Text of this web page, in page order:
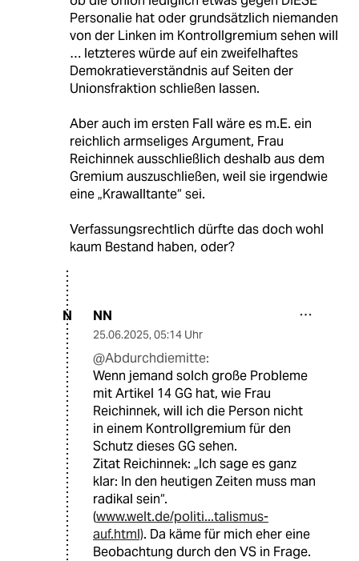
Personalie hat oder grundsätzlich niemanden
von der Linken im Kontrollgremium sehen will
… letzteres würde auf ein zweifelhaftes
Demokratieverständnis auf Seiten der
Unionsfraktion schließen lassen.
Aber auch im ersten Fall wäre es m.E. ein
reichlich armseliges Argument, Frau
Reichinnek ausschließlich deshalb aus dem
Gremium auszuschließen, weil sie irgendwie
eine „Krawalltante“ sei.
Verfassungsrechtlich dürfte das doch wohl
kaum Bestand haben, oder?
N NN
25.06.2025, 05:14 Uhr
@Abdurchdiemitte:
Wenn jemand solch große Probleme
mit Artikel 14 GG hat, wie Frau
Reichinnek, will ich die Person nicht
in einem Kontrollgremium für den
Schutz dieses GG sehen.
Zitat Reichinnek: „Ich sage es ganz
klar: In den heutigen Zeiten muss man
radikal sein“.
(www.welt.de/politi...talismus-
auf.html). Da käme für mich eher eine
Beobachtung durch den VS in Frage.